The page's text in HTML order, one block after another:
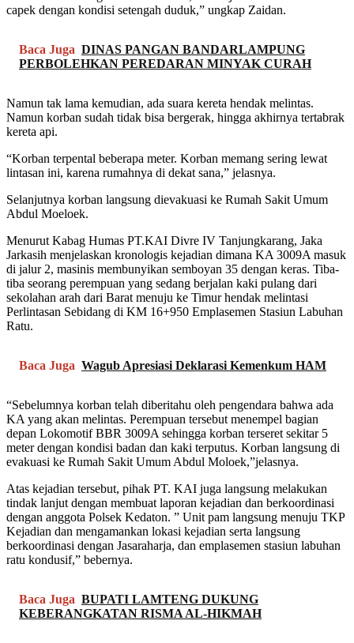
capek dengan kondisi setengah duduk,” ungkap Zaidan.
Baca Juga DINAS PANGAN BANDARLAMPUNG
PERBOLEHKAN PEREDARAN MINYAK CURAH
Namun tak lama kemudian, ada suara kereta hendak melintas.
Namun korban sudah tidak bisa bergerak, hingga akhirnya tertabrak
kereta api.
“Korban terpental beberapa meter. Korban memang sering lewat
lintasan ini, karena rumahnya di dekat sana,” jelasnya.
Selanjutnya korban langsung dievakuasi ke Rumah Sakit Umum
Abdul Moeloek.
Menurut Kabag Humas PT.KAI Divre IV Tanjungkarang, Jaka
Jarkasih menjelaskan kronologis kejadian dimana KA 3009A masuk
di jalur 2, masinis membunyikan semboyan 35 dengan keras. Tiba-
tiba seorang perempuan yang sedang berjalan kaki pulang dari
sekolahan arah dari Barat menuju ke Timur hendak melintasi
Perlintasan Sebidang di KM 16+950 Emplasemen Stasiun Labuhan
Ratu.
Baca Juga Wagub Apresiasi Deklarasi Kemenkum HAM
“Sebelumnya korban telah diberitahu oleh pengendara bahwa ada
KA yang akan melintas. Perempuan tersebut menempel bagian
depan Lokomotif BBR 3009A sehingga korban terseret sekitar 5
meter dengan kondisi badan dan kaki terputus. Korban langsung di
evakuasi ke Rumah Sakit Umum Abdul Moloek,”jelasnya.
Atas kejadian tersebut, pihak PT. KAI juga langsung melakukan
tindak lanjut dengan membuat laporan kejadian dan berkoordinasi
dengan anggota Polsek Kedaton. ” Unit pam langsung menuju TKP
Kejadian dan mengamankan lokasi kejadian serta langsung
berkoordinasi dengan Jasaraharja, dan emplasemen stasiun labuhan
ratu kondusif,” bebernya.
Baca Juga BUPATI LAMTENG DUKUNG
KEBERANGKATAN RISMA AL-HIKMAH